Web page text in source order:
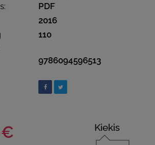
PDF
2016
110
9786094596513
Kiekis